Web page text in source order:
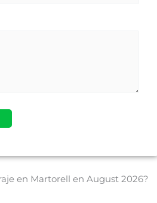
en Martorell en August 2026?